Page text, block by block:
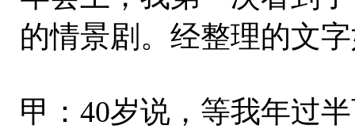
的情景剧。经整理的文
甲：40岁说，等我年过